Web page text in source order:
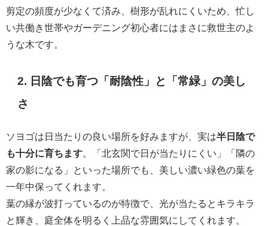
剪定の頻度が少なくて済み、樹形が乱れにくいため、忙し
い共働き世帯やガーデニング初心者にはまさに救世主のよ
うな木です。
2. 日陰でも育つ「耐陰性」と「常緑」の美し
さ
ソヨゴは日当たりの良い場所を好みますが、実は半日陰で
も十分に育ちます 。「北玄関で日が当たりにくい」「隣の
家の影になる」といった場所でも、美しい濃い緑色の葉を
一年中保ってくれます。
葉の縁が波打っているのが特徴で、光が当たるとキラキラ
と輝き、庭全体を明るく上品な雰囲気にしてくれます。